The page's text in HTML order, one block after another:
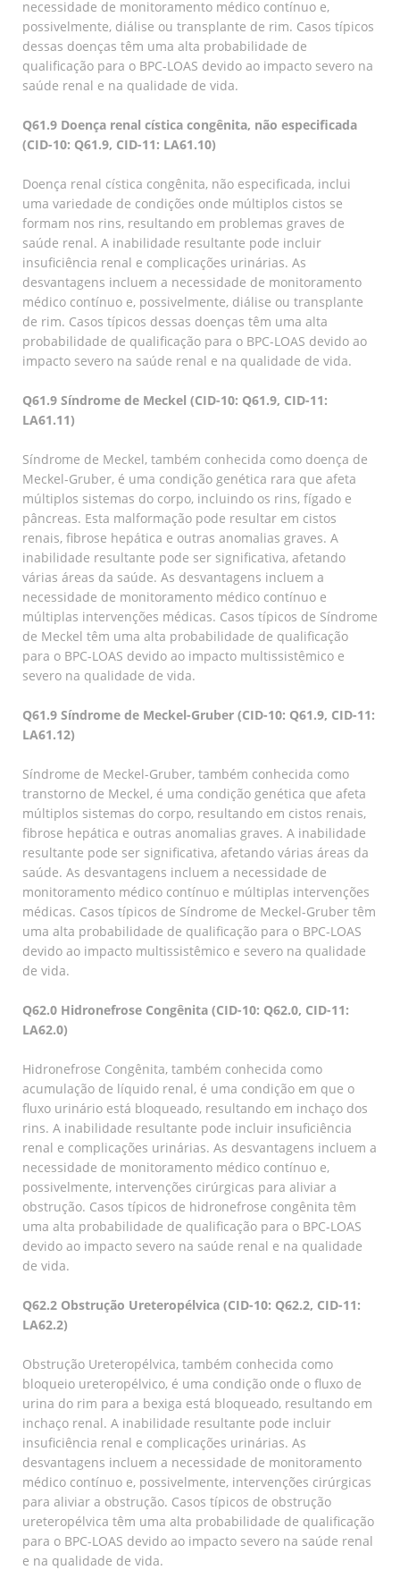
necessidade de monitoramento médico contínuo e,
possivelmente, diálise ou transplante de rim. Casos típicos
dessas doenças têm uma alta probabilidade de
qualificação para o BPC-LOAS devido ao impacto severo na
saúde renal e na qualidade de vida.
Q61.9 Doença renal cística congênita, não especificada
(CID-10: Q61.9, CID-11: LA61.10)
Doença renal cística congênita, não especificada, inclui
uma variedade de condições onde múltiplos cistos se
formam nos rins, resultando em problemas graves de
saúde renal. A inabilidade resultante pode incluir
insuficiência renal e complicações urinárias. As
desvantagens incluem a necessidade de monitoramento
médico contínuo e, possivelmente, diálise ou transplante
de rim. Casos típicos dessas doenças têm uma alta
probabilidade de qualificação para o BPC-LOAS devido ao
impacto severo na saúde renal e na qualidade de vida.
Q61.9 Síndrome de Meckel (CID-10: Q61.9, CID-11:
LA61.11)
Síndrome de Meckel, também conhecida como doença de
Meckel-Gruber, é uma condição genética rara que afeta
múltiplos sistemas do corpo, incluindo os rins, fígado e
pâncreas. Esta malformação pode resultar em cistos
renais, fibrose hepática e outras anomalias graves. A
inabilidade resultante pode ser significativa, afetando
várias áreas da saúde. As desvantagens incluem a
necessidade de monitoramento médico contínuo e
múltiplas intervenções médicas. Casos típicos de Síndrome
de Meckel têm uma alta probabilidade de qualificação
para o BPC-LOAS devido ao impacto multissistêmico e
severo na qualidade de vida.
Q61.9 Síndrome de Meckel-Gruber (CID-10: Q61.9, CID-11:
LA61.12)
Síndrome de Meckel-Gruber, também conhecida como
transtorno de Meckel, é uma condição genética que afeta
múltiplos sistemas do corpo, resultando em cistos renais,
fibrose hepática e outras anomalias graves. A inabilidade
resultante pode ser significativa, afetando várias áreas da
saúde. As desvantagens incluem a necessidade de
monitoramento médico contínuo e múltiplas intervenções
médicas. Casos típicos de Síndrome de Meckel-Gruber têm
uma alta probabilidade de qualificação para o BPC-LOAS
devido ao impacto multissistêmico e severo na qualidade
de vida.
Q62.0 Hidronefrose Congênita (CID-10: Q62.0, CID-11:
LA62.0)
Hidronefrose Congênita, também conhecida como
acumulação de líquido renal, é uma condição em que o
fluxo urinário está bloqueado, resultando em inchaço dos
rins. A inabilidade resultante pode incluir insuficiência
renal e complicações urinárias. As desvantagens incluem a
necessidade de monitoramento médico contínuo e,
possivelmente, intervenções cirúrgicas para aliviar a
obstrução. Casos típicos de hidronefrose congênita têm
uma alta probabilidade de qualificação para o BPC-LOAS
devido ao impacto severo na saúde renal e na qualidade
de vida.
Q62.2 Obstrução Ureteropélvica (CID-10: Q62.2, CID-11:
LA62.2)
Obstrução Ureteropélvica, também conhecida como
bloqueio ureteropélvico, é uma condição onde o fluxo de
urina do rim para a bexiga está bloqueado, resultando em
inchaço renal. A inabilidade resultante pode incluir
insuficiência renal e complicações urinárias. As
desvantagens incluem a necessidade de monitoramento
médico contínuo e, possivelmente, intervenções cirúrgicas
para aliviar a obstrução. Casos típicos de obstrução
ureteropélvica têm uma alta probabilidade de qualificação
para o BPC-LOAS devido ao impacto severo na saúde renal
e na qualidade de vida.